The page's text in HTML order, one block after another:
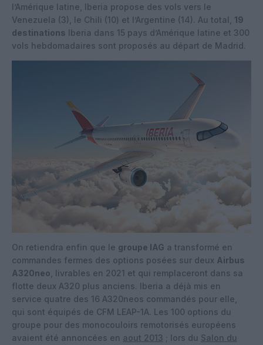
l’Amérique latine, Iberia propose des vols vers le
Venezuela (3), le Chili (10) et l’Argentine (14). Au total, 19
destinations Iberia dans 15 pays d’Amérique latine et 300
vols hebdomadaires sont proposés au départ de Madrid.
On retiendra enfin que le groupe IAG a transformé en
commandes fermes des options posées sur deux Airbus
A320neo , livrables en 2021 et qui remplaceront dans sa
flotte deux A320 plus anciens. Iberia a déjà mis en
service quatre des 16 A320neos commandés pour elle,
qui sont équipés de CFM LEAP-1A. Les 100 options du
groupe pour des monocouloirs remotorisés européens
avaient été annoncées en aout 2013 ; lors du Salon du